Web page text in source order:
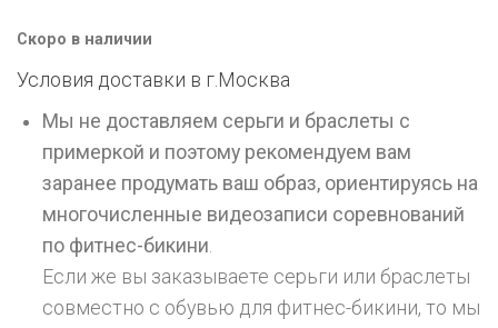
Скоро в наличии
Условия доставки в г. Москва
Мы не доставляем серьги и браслеты с
примеркой и поэтому рекомендуем вам
заранее продумать ваш образ, ориентируясь на
многочисленные видеозаписи соревнований
по фитнес-бикини
Если же вы заказываете серьги или браслеты
совместно с обувью для фитнес-бикини, то мы